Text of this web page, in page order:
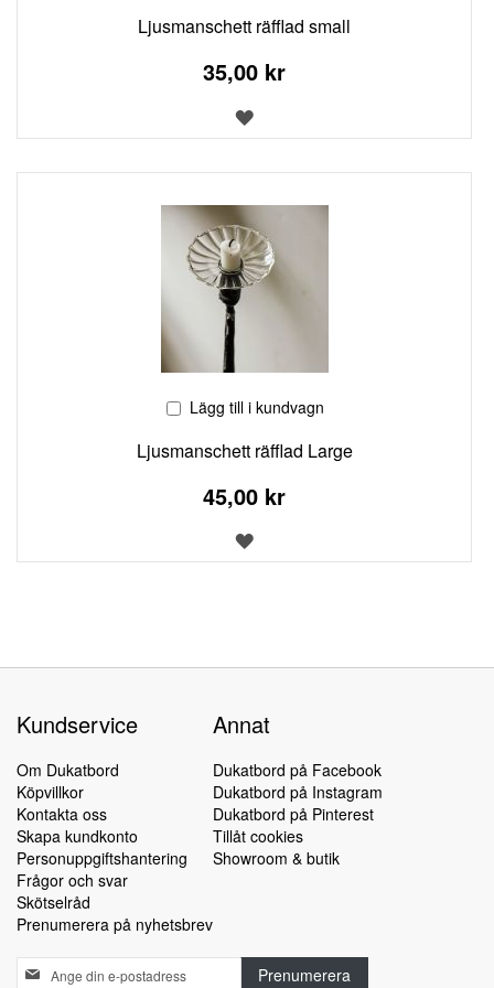
Ljusmanschett räfflad small
35,00 kr
LÄGG
TILL
ÖNSKELISTA
Ljusmanschett räfflad Large
45,00 kr
Lägg till i kundvagn
LÄGG
TILL
Kundservice
Om Dukatbord
Köpvillkor
Kontakta oss
Skapa kundkonto
Personuppgiftshantering
Frågor och svar
Skötselråd
Prenumerera på nyhetsbrev
Annat
Dukatbord på Facebook
Dukatbord på Instagram
Dukatbord på Pinterest
Tillåt cookies
Showroom & butik
Sign
Prenumerera